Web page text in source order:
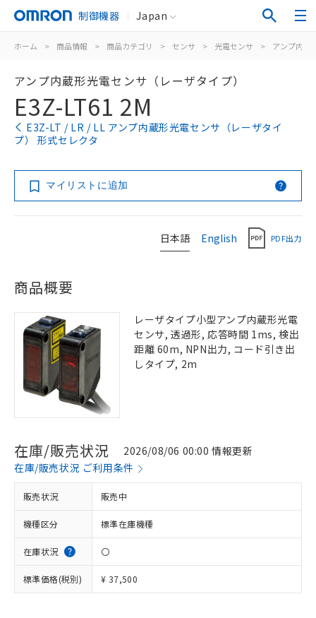
制御機器 Japan
ホーム > 商品情報 > 商品カテゴリ > センサ > 光電センサ > アンプ内蔵
アンプ内蔵形光電センサ（レーザタイプ）
E3Z-LT61 2M
E3Z-LT / LR / LL アンプ内蔵形光電センサ（レーザタイ
プ） 形式セレクタ
マイリストに追加
日本語 English PDF出力
商品概要
レーザタイプ小型アンプ内蔵形光電
センサ, 透過形, 応答時間 1ms, 検出
距離 60m, NPN出力, コード引き出
しタイプ, 2m
在庫/販売状況
2026/08/06 00:00 情報更新
在庫/販売状況 ご利用条件
販売状況 販売中
機種区分 標準在庫機種
在庫状況 〇
標準価格(税別) ¥ 37,500